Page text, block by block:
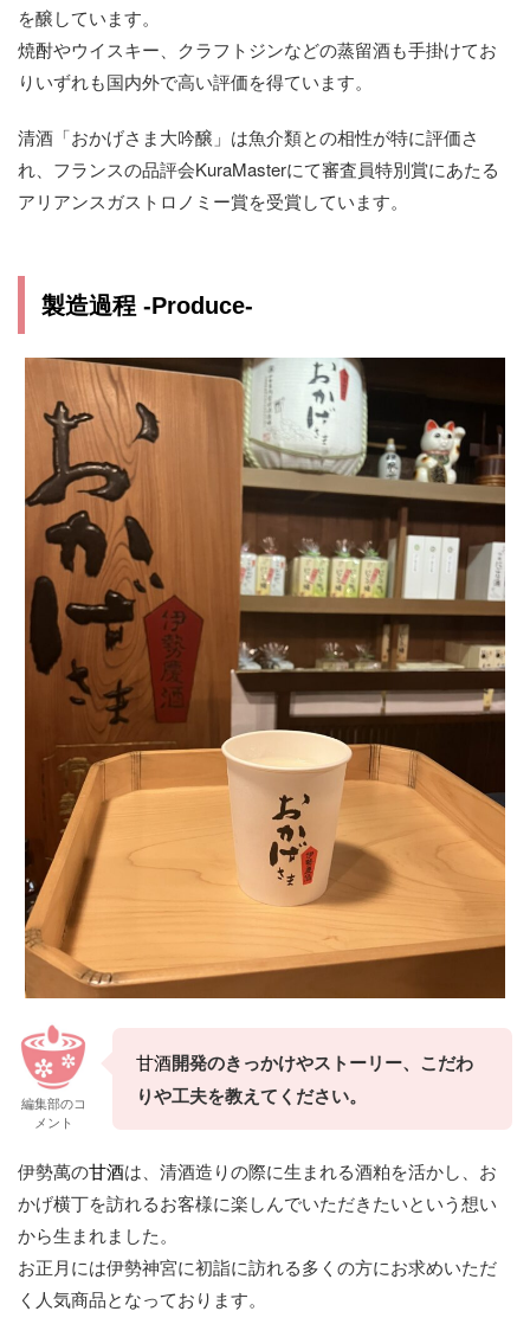
を醸しています。
焼酎やウイスキー、クラフトジンなどの蒸留酒も手掛けてお
りいずれも国内外で高い評価を得ています。
清酒「おかげさま大吟醸」は魚介類との相性が特に評価さ
れ、フランスの品評会KuraMasterにて審査員特別賞にあたる
アリアンスガストロノミー賞を受賞しています。
製造過程 -Produce-
編集部のコ
メント
甘酒開発のきっかけやストーリー、こだわ
りや工夫を教えてください。
伊勢萬の甘酒は、清酒造りの際に生まれる酒粕を活かし、お
かげ横丁を訪れるお客様に楽しんでいただきたいという想い
から生まれました。
お正月には伊勢神宮に初詣に訪れる多くの方にお求めいただ
く人気商品となっております。